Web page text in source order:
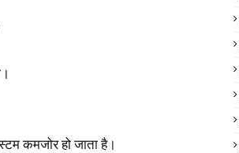
कमजोर हो जाता है।